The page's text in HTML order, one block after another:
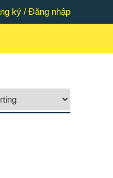
ký / Đăng nhập